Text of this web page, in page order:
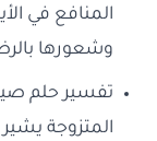
المنافع في
وشعورها
تفسير حلم
المتزوجة